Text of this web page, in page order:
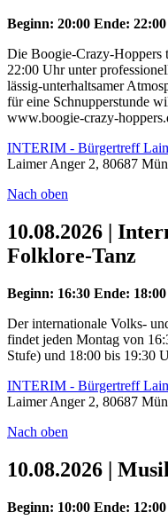
Beginn: 20:00 Ende: 22:00
Die Boogie-Crazy-Hoppers
22:00 Uhr unter
lässig-unterhaltsamer
für eine Schnupperstunde
www.boogie-crazy-
INTERIM - Bürgertreff
Laimer Anger 2, 80687
Nach oben
10.08.2026 |
Folklore-Tanz
Beginn: 16:30 Ende: 18:00
Der internationale Volks-
findet jeden Montag von
Stufe) und 18:00 bis 19:30
INTERIM - Bürgertreff
Laimer Anger 2, 80687
Nach oben
10.08.2026 |
Beginn: 10:00 Ende: 12:00